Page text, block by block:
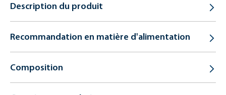
Description du produit
Recommandation en matière d'alimentation
Composition